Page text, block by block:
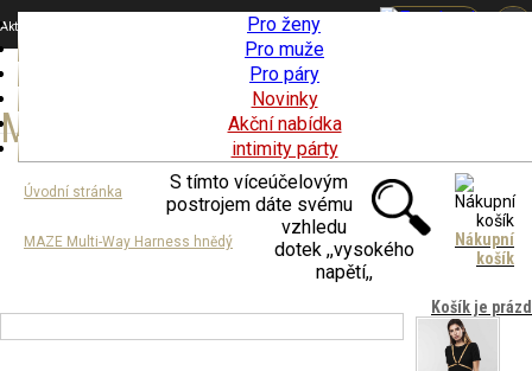
Aktuality Kontakty
Nákupní
košík
Košík je
Toggle navigation
Pro ženy
Pro muže
Pro páry
Novinky
Akční nabídka
intimity párty
Úvodní stránka
MAZE Multi-Way Harness hnědý
MAZE Multi-Way Harness hnědý
S tímto víceúčelovým
postrojem dáte svému
vzhledu
dotek ,,vysokého
napětí,,